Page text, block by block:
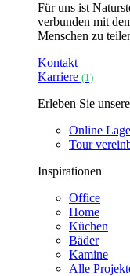
Für uns ist
verbunden mit
Menschen zu
Kontakt
Karriere (1)
Erleben Sie
Online
Tour
Inspirationen
Office
Home
Küchen
Bäder
Kamine
Alle